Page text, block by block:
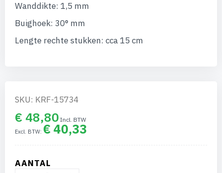
Wanddikte: 1,5 mm
Buighoek: 30° mm
Lengte rechte stukken: cca 15 cm
SKU: KRF-15734
€ 48,80
€ 40,33
AANTAL